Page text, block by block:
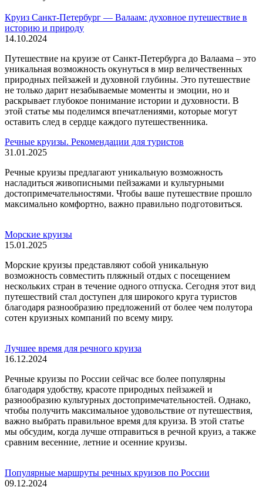
Круиз Санкт-Петербург — Валаам: духовное путешествие в
историю и природу
14.10.2024
Путешествие на круизе от Санкт-Петербурга до Валаама – это
уникальная возможность окунуться в мир величественных
природных пейзажей и духовной глубины. Это путешествие
не только дарит незабываемые моменты и эмоции, но и
раскрывает глубокое понимание истории и духовности. В
этой статье мы поделимся впечатлениями, которые могут
оставить след в сердце каждого путешественника.
Речные круизы. Рекомендации для туристов
31.01.2025
Речные круизы предлагают уникальную возможность
насладиться живописными пейзажами и культурными
достопримечательностями. Чтобы ваше путешествие прошло
максимально комфортно, важно правильно подготовиться.
Морские круизы
15.01.2025
Морские круизы представляют собой уникальную
возможность совместить пляжный отдых с посещением
нескольких стран в течение одного отпуска. Сегодня этот вид
путешествий стал доступен для широкого круга туристов
благодаря разнообразию предложений от более чем полутора
сотен круизных компаний по всему миру.
Лучшее время для речного круиза
16.12.2024
Речные круизы по России сейчас все более популярны
благодаря удобству, красоте природных пейзажей и
разнообразию культурных достопримечательностей. Однако,
чтобы получить максимальное удовольствие от путешествия,
важно выбрать правильное время для круиза. В этой статье
мы обсудим, когда лучше отправиться в речной круиз, а также
сравним весенние, летние и осенние круизы.
Популярные маршруты речных круизов по России
09.12.2024